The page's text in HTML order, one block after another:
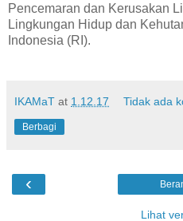
Pencemaran dan Kerusakan
Lingkungan Hidup dan
Indonesia (RI).
IKAMaT at 1.12.17 Tidak ada
Berbagi
‹
Lihat